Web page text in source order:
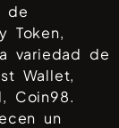
de
Token,
variedad de
Wallet,
Coin98.
un